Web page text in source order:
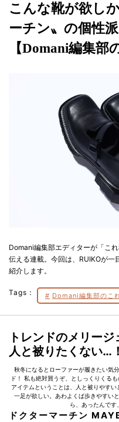
こんな靴が欲し
ーチン〟の個性
【Domani編集部
Domani編集部エディターが「こ
伝える連載。今回は、RUIKOが
紹介します。
Tags： Domani編集部のこ
トレンドのメリー
人と被りたくない…！
秋冬になるとローファーが履きたい気
ド！ 私も絶対買うぞ、としっくりくる
アイテムということは、人と被りやす
一足が欲しい。あわよくば歩きやすい
ら、あったんです
ドクターマーチン